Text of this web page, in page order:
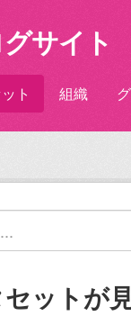
サイト
ト 組織
ットが